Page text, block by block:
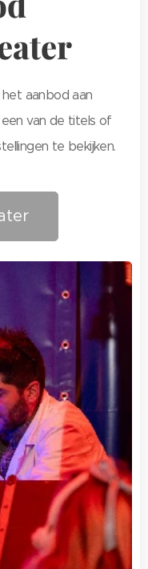
aanbod aan
van de titels of
te bekijken.